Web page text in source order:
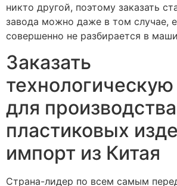
никто другой, поэтому заказать
завода можно даже в том случае,
совершенно не разбирается в
Заказать
для производства
пластиковых
импорт из Китая​
Страна-лидер по всем самым